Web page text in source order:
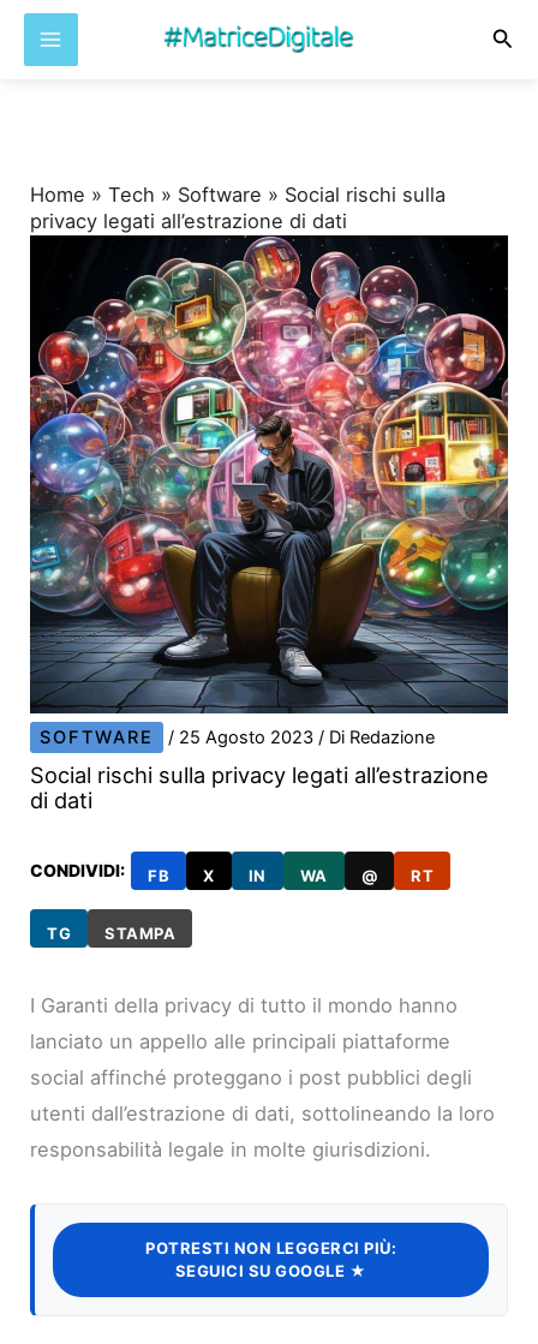
Home »Tech » Software » Social rischi sulla
privacy legati all’estrazione di dati
SOFTWARE / 25 Agosto 2023/ Di Redazione
Social rischi sulla privacy legati all’estrazione
di dati
CONDIVIDI: FB X IN WA @ RT
TG STAMPA
I Garanti della privacy di tutto il mondo hanno
lanciato un appello alle principali piattaforme
social affinché proteggano i post pubblici degli
utenti dall’estrazione di dati, sottolineando la loro
responsabilità legale in molte giurisdizioni.
POTRESTI NON LEGGERCI PIÙ:
SEGUICI SU GOOGLE ★